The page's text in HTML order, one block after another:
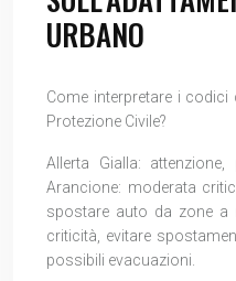
URBANO
Come interpretare i codici
Protezione Civile?
Allerta Gialla:
Arancione: moderata
spostare auto da zone a
criticità, evitare
possibili evacuazioni.